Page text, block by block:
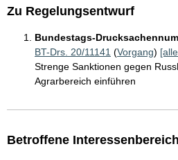
Zu Regelungsentwurf
Bundestags-
BT-Drs. 20/11141 (Vorgang)
Strenge Sanktionen gegen
Agrarbereich einführen
Betroffene